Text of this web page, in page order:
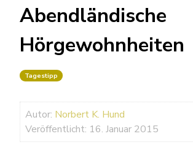
Abendländische
Hörgewohnheiten
Tagestipp
Autor: Norbert K. Hund
Veröffentlicht: 16. Januar 2015